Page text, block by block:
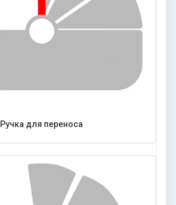
Ручка для переноса